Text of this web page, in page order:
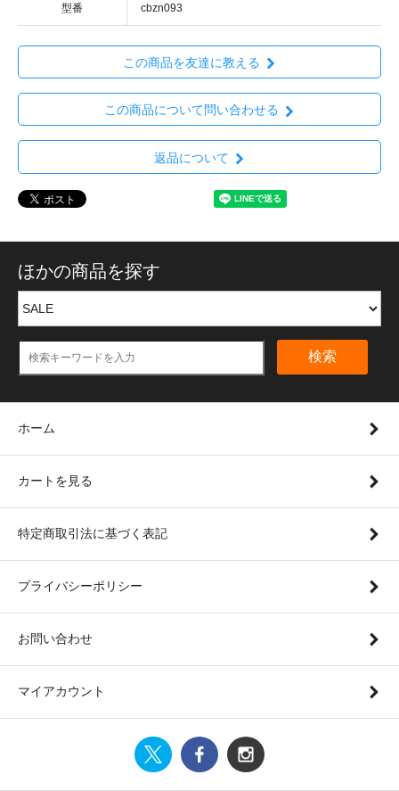
型番 cbzn093
この商品を友達に教える
この商品について問い合わせる
返品について
ほかの商品を探す
検索
ホーム
カートを見る
特定商取引法に基づく表記
プライバシーポリシー
お問い合わせ
マイアカウント